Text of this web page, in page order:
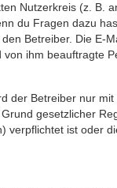
Nutzerkreis (z. B.
du Fragen dazu
Betreiber. Die E-
ihm beauftragte
der Betreiber nur
gesetzlicher
verpflichtet ist oder